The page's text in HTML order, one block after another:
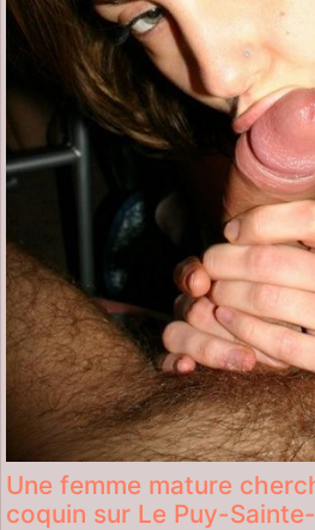
Une femme mature
coquin sur Le Puy-